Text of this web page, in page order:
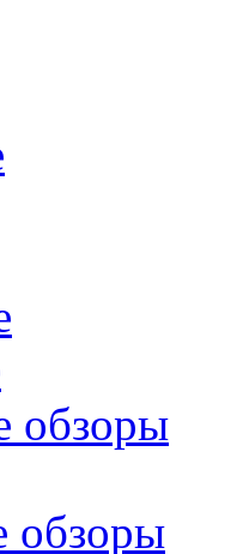
обзоры
обзоры